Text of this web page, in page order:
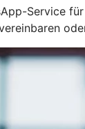
Service